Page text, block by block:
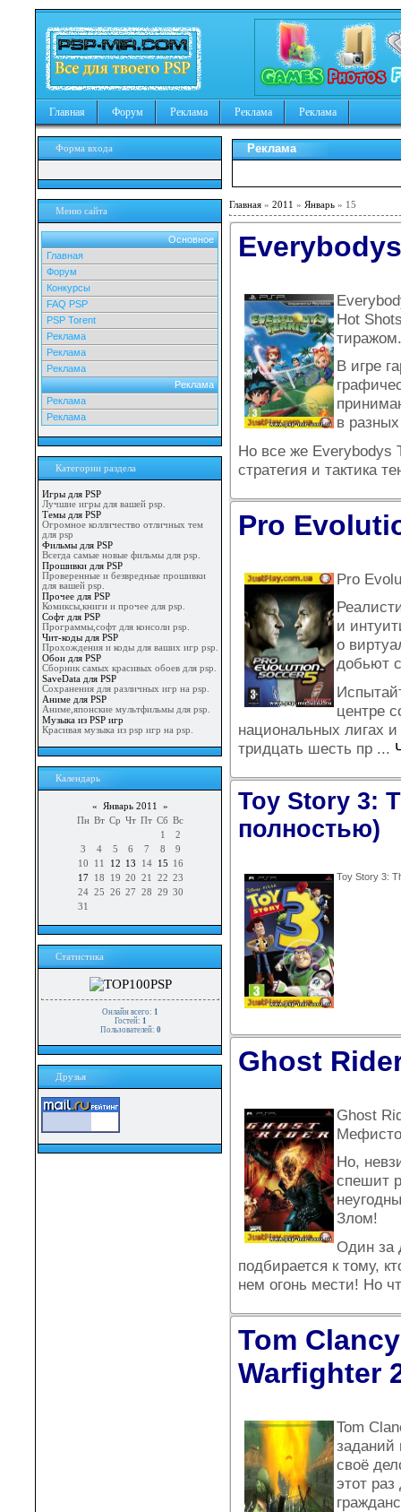
Главная Форум Реклама Реклама Реклама
Форма входа
Меню сайта
Основное
Главная
Форум
Конкурсы
FAQ PSP
PSP Torent
Реклама
Реклама
Реклама
Реклама
Реклама
Реклама
Категории раздела
Игры для PSP
Лучшие игры для вашей psp.
Темы для PSP
Огромное колличество отличных тем
для psp
Фильмы для PSP
Всегда самые новые фильмы для psp.
Прошивки для PSP
Проверенные и безвредные прошивки
для вашей psp.
Прочее для PSP
Комиксы,книги и прочее для psp.
Софт для PSP
Программы,софт для консоли psp.
Чит-коды для PSP
Прохождения и коды для ваших игр psp.
Обои для PSP
Сборник самых красивых обоев для psp.
SaveData для PSP
Сохранения для различных игр на psp.
Аниме для PSP
Аниме,японские мультфильмы для psp.
Музыка из PSP игр
Красивая музыка из psp игр на psp.
Календарь
« Январь 2011
»
Пн Вт Ср Чт Пт Сб Вс
1
2
3
4 5 6 7 8
9
10
11 12 13 14 15
16
17
18 19 20 21 22 23
24 25 26 27 28 29 30
31
Статистика
Онлайн всего: 1
Гостей: 1
Пользователей: 0
Друзья
Реклама
Главная » 2011 » Январь » 15
Hot
тиражом.
В игре
в
Но все же Everybodys
стратегия и тактика
Pro
Pro
и
о
добьют
центре
национальных лигах
тридцать шесть пр ...
Toy Story 3:
полностью)
Toy Story 3:
Ghost
Ghost
Но,
спешит
Злом!
Один за
подбирается к тому,
нем огонь мести! Но
Tom
Warfighter
Tom
заданий
своё
этот